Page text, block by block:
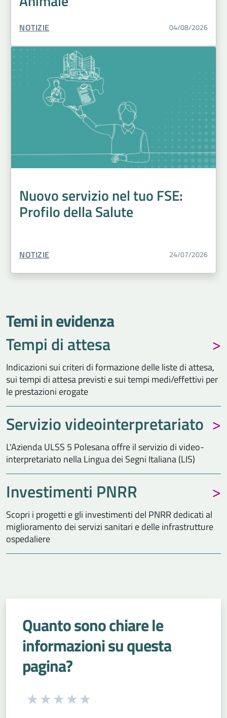
TIPO CONTENUTO:
NOTIZIE 04/08/2026
Nuovo servizio nel tuo FSE:
Profilo della Salute
TIPO CONTENUTO:
NOTIZIE 24/07/2026
Temi in evidenza
Tempi di attesa
Indicazioni sui criteri di formazione delle liste di attesa,
sui tempi di attesa previsti e sui tempi medi/effettivi per
le prestazioni erogate
Servizio videointerpretariato
L'Azienda ULSS 5 Polesana offre il servizio di video-
interpretariato nella Lingua dei Segni Italiana (LIS)
Investimenti PNRR
Scopri i progetti e gli investimenti del PNRR dedicati al
miglioramento dei servizi sanitari e delle infrastrutture
ospedaliere
Quanto sono chiare le
informazioni su questa
pagina?
Seleziona una valutazione da 1 a 5 stelle